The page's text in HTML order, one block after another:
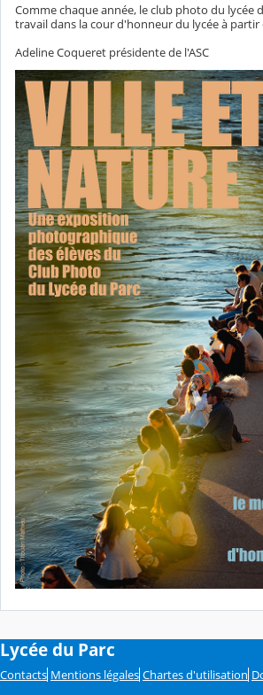
Comme chaque année, le club photo du lycée
travail dans la cour d'honneur du lycée à partir
Adeline Coqueret présidente de l'ASC
Lycée du Parc
Contacts Mentions légales Chartes d'utilisation